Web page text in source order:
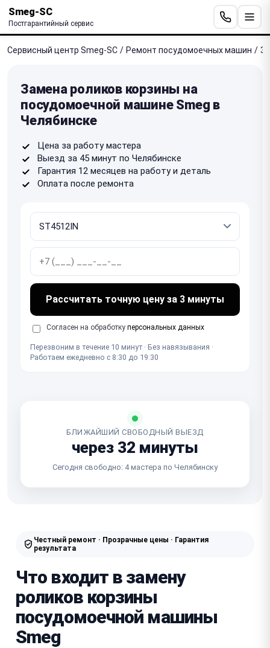
Smeg-SC
Постгарантийный сервис
Сервисный центр Smeg-SC / Ремонт посудомоечных машин /
Замена роликов корзины на
посудомоечной машине Smeg в
Челябинске
Цена за работу мастера
Выезд за 45 минут по Челябинске
Гарантия 12 месяцев на работу и деталь
Оплата после ремонта
Рассчитать точную цену за 3 минуты
Согласен на обработку персональных данных
Перезвоним в течение 10 минут · Без навязывания ·
Работаем ежедневно с 8:30 до 19:30
БЛИЖАЙШИЙ СВОБОДНЫЙ ВЫЕЗД
через 32 минуты
Сегодня свободно: 4 мастера по Челябинску
Честный ремонт · Прозрачные цены · Гарантия
результата
Что входит в замену
роликов корзины
посудомоечной машины
Smeg